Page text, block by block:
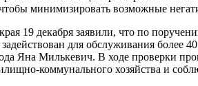
минимизировать возможные
19 декабря заявили, что по
для обслуживания
Яна Милькевич. В ходе проверки
коммунального хозяйства и